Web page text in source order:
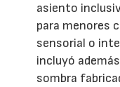
asiento
para menores
sensorial o
incluyó
sombra